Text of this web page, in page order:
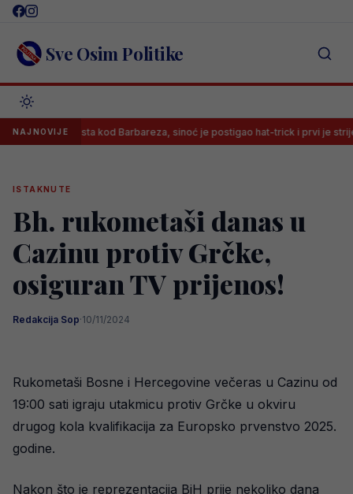
Skip
content Sve Osim Politike
NAJNOVIJE
mjesta kod Barbareza, sinoć je postigao hat-trick i prvi je strijelac
ISTAKNUTE
Bh. rukometaši danas u
Cazinu protiv Grčke,
osiguran TV prijenos!
Redakcija Sop·10/11/2024
Rukometaši Bosne i Hercegovine večeras u Cazinu od
19:00 sati igraju utakmicu protiv Grčke u okviru
drugog kola kvalifikacija za Europsko prvenstvo 2025.
godine.
Nakon što je reprezentacija BiH prije nekoliko dana